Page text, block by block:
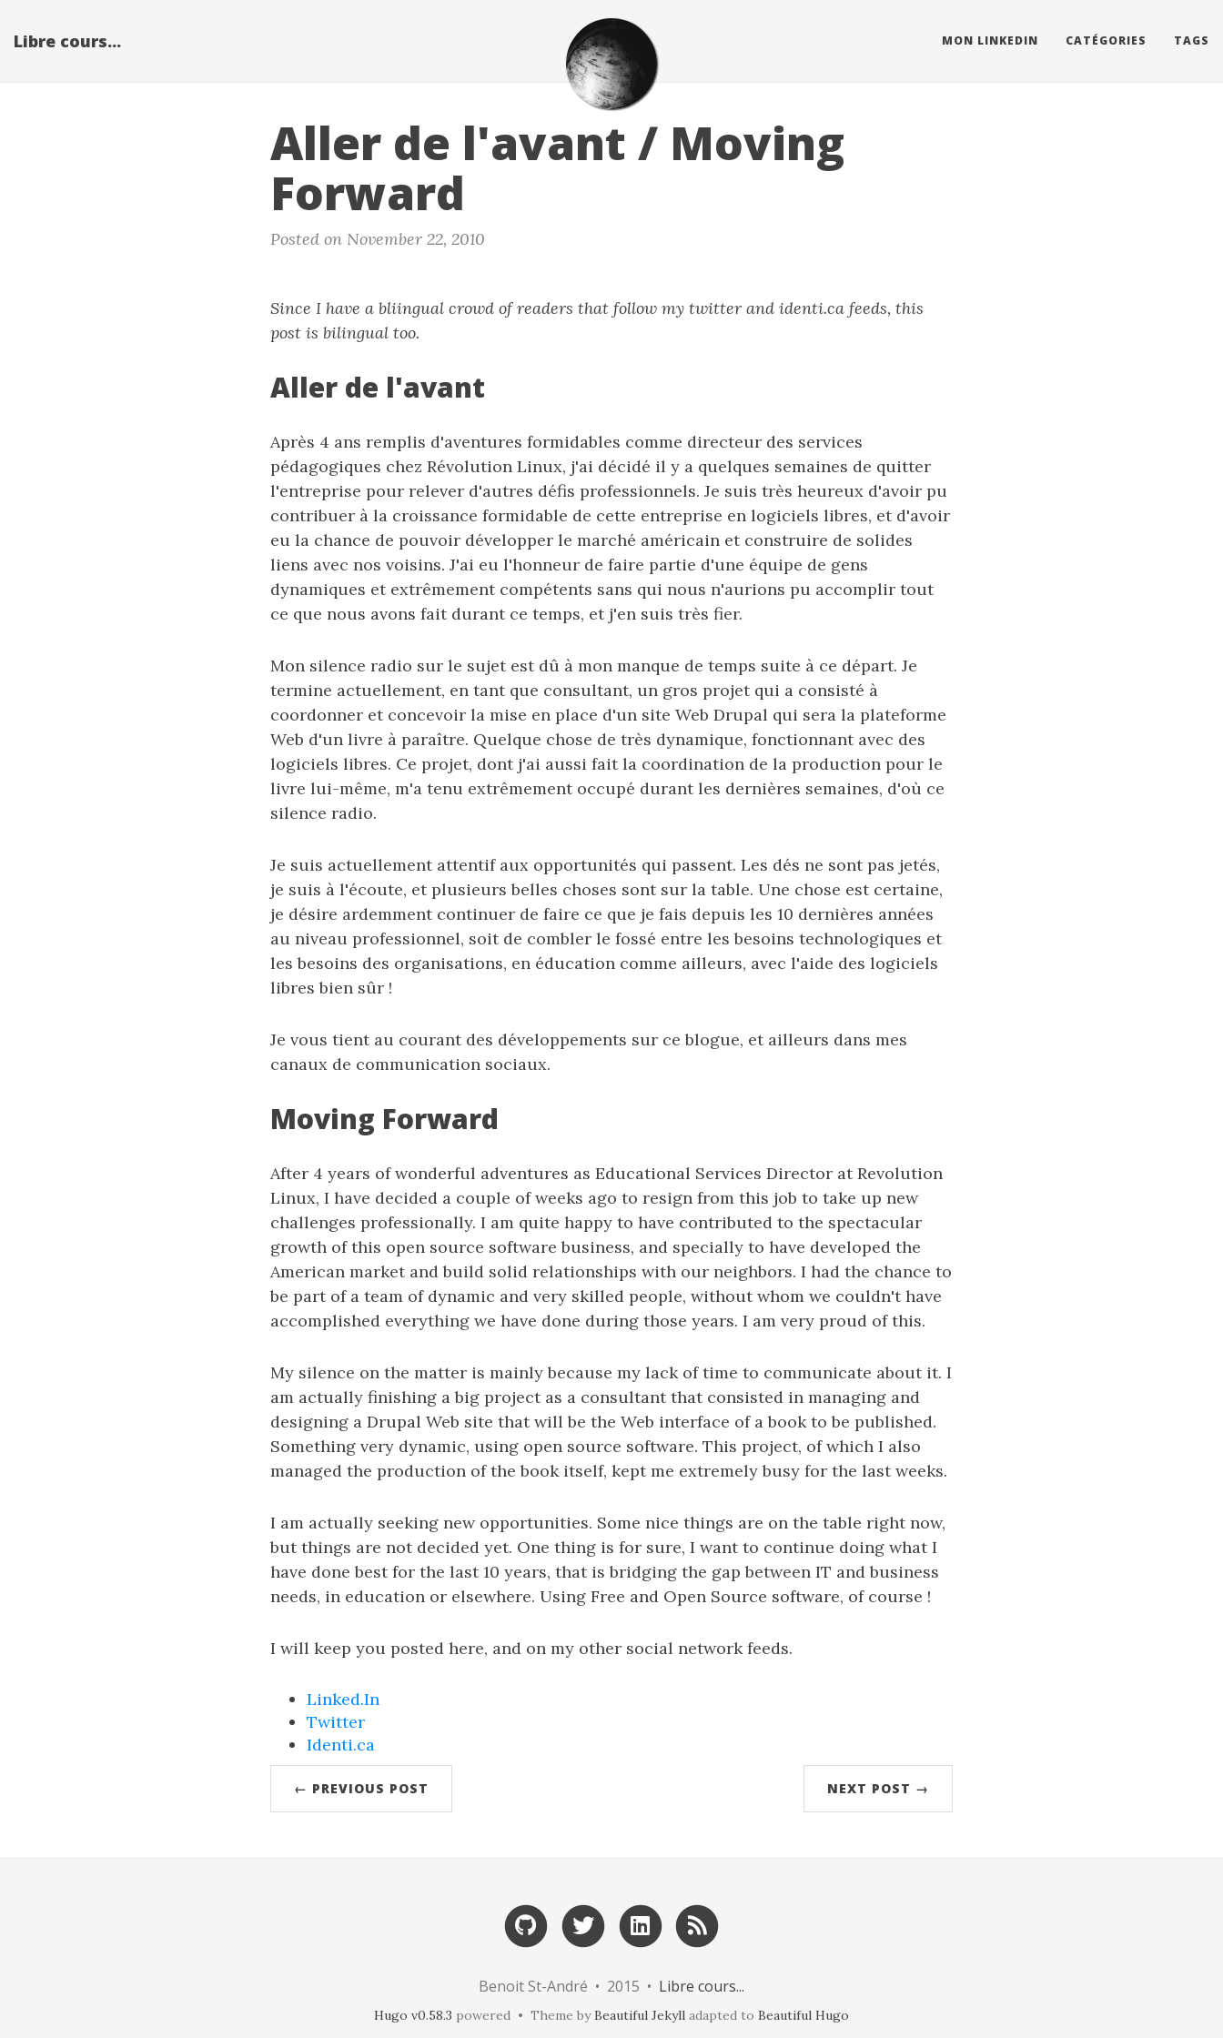
Libre cours... MON LINKEDIN CATÉGORIES TAGS
Aller de l'avant / Moving
Forward
Posted on November 22, 2010
Since I have a bliingual crowd of readers that follow my twitter and identi.ca feeds, this
post is bilingual too.
Aller de l'avant
Après 4 ans remplis d'aventures formidables comme directeur des services
pédagogiques chez Révolution Linux, j'ai décidé il y a quelques semaines de quitter
l'entreprise pour relever d'autres défis professionnels. Je suis très heureux d'avoir pu
contribuer à la croissance formidable de cette entreprise en logiciels libres, et d'avoir
eu la chance de pouvoir développer le marché américain et construire de solides
liens avec nos voisins. J'ai eu l'honneur de faire partie d'une équipe de gens
dynamiques et extrêmement compétents sans qui nous n'aurions pu accomplir tout
ce que nous avons fait durant ce temps, et j'en suis très fier.
Mon silence radio sur le sujet est dû à mon manque de temps suite à ce départ. Je
termine actuellement, en tant que consultant, un gros projet qui a consisté à
coordonner et concevoir la mise en place d'un site Web Drupal qui sera la plateforme
Web d'un livre à paraître. Quelque chose de très dynamique, fonctionnant avec des
logiciels libres. Ce projet, dont j'ai aussi fait la coordination de la production pour le
livre lui-même, m'a tenu extrêmement occupé durant les dernières semaines, d'où ce
silence radio.
Je suis actuellement attentif aux opportunités qui passent. Les dés ne sont pas jetés,
je suis à l'écoute, et plusieurs belles choses sont sur la table. Une chose est certaine,
je désire ardemment continuer de faire ce que je fais depuis les 10 dernières années
au niveau professionnel, soit de combler le fossé entre les besoins technologiques et
les besoins des organisations, en éducation comme ailleurs, avec l'aide des logiciels
libres bien sûr !
Je vous tient au courant des développements sur ce blogue, et ailleurs dans mes
canaux de communication sociaux.
Moving Forward
After 4 years of wonderful adventures as Educational Services Director at Revolution
Linux, I have decided a couple of weeks ago to resign from this job to take up new
challenges professionally. I am quite happy to have contributed to the spectacular
growth of this open source software business, and specially to have developed the
American market and build solid relationships with our neighbors. I had the chance to
be part of a team of dynamic and very skilled people, without whom we couldn't have
accomplished everything we have done during those years. I am very proud of this.
My silence on the matter is mainly because my lack of time to communicate about it. I
am actually finishing a big project as a consultant that consisted in managing and
designing a Drupal Web site that will be the Web interface of a book to be published.
Something very dynamic, using open source software. This project, of which I also
managed the production of the book itself, kept me extremely busy for the last weeks.
I am actually seeking new opportunities. Some nice things are on the table right now,
but things are not decided yet. One thing is for sure, I want to continue doing what I
have done best for the last 10 years, that is bridging the gap between IT and business
needs, in education or elsewhere. Using Free and Open Source software, of course !
I will keep you posted here, and on my other social network feeds.
Linked.In
Twitter
Identi.ca
← PREVIOUS POST NEXT POST →
Benoit St-André • 2015 • Libre cours...
Hugo v0.58.3 powered • Theme byBeautiful Jekyll adapted to Beautiful Hugo